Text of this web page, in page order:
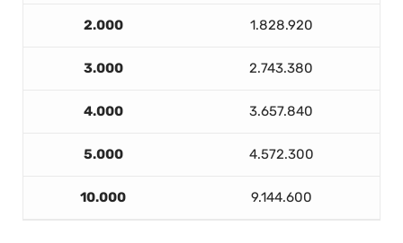
2.000 1.828.920
3.000 2.743.380
4.000 3.657.840
5.000 4.572.300
10.000 9.144.600